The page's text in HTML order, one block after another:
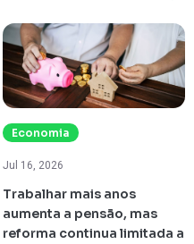
Economia
Jul 16, 2026
Trabalhar mais anos
aumenta a pensão, mas
reforma continua limitada a